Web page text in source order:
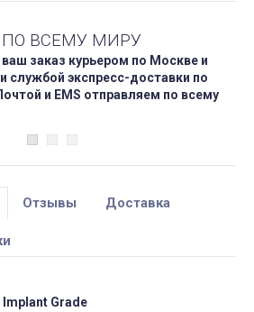
ПО ВСЕМУ МИРУ
заказ курьером по Москве и
службой экспресс-доставки по
и EMS отправляем по всему
Отзывы Доставка
Implant Grade